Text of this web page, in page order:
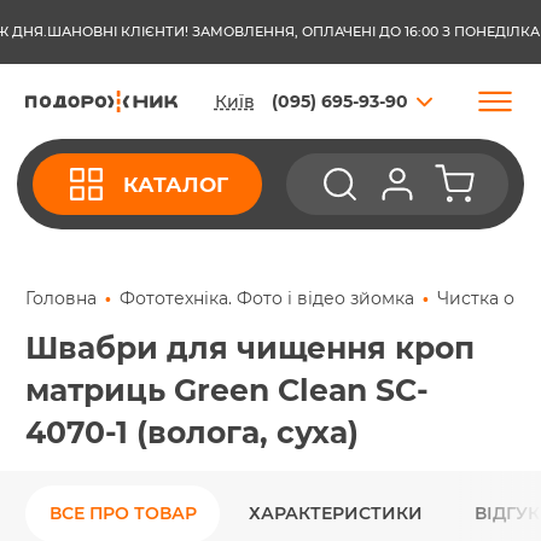
ШАНОВНІ КЛІЄНТИ! ЗАМОВЛЕННЯ, ОПЛАЧЕНІ ДО 16:00 З ПОНЕДІЛКА
Київ (095) 695-93-90
КАТАЛОГ
Головна Фототехніка. Фото і відео зйомка Чистка
Швабри для чищення кроп
матриць Green Clean SC-
4070-1 (волога, суха)
ВСЕ ПРО ТОВАР ХАРАКТЕРИСТИКИ